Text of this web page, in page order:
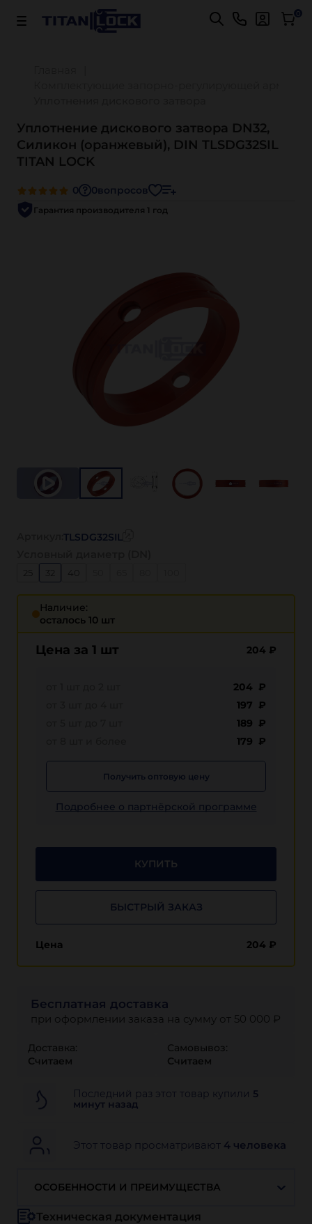
Важно! Для оплаты заказов Подробнее 0
Уплотнение дискового затвора DN32,
Силикон (оранжевый), DIN TLSDG32SIL
TITAN LOCK
0 0вопросов
Гарантия производителя 1 год
Наличие:
осталось 10 шт
Цена за 1 шт 204 ₽
204 ₽
197 ₽
189 ₽
179 ₽
Получить оптовую цену
Подробнее о партнёрской программе
КУПИТЬ
БЫСТРЫЙ ЗАКАЗ
Цена 204 ₽
Бесплатная доставка
при оформлении заказа на сумму от 50 000 ₽
Доставка:
Считаем
Самовывоз:
Считаем
Последний раз этот товар купили 5
минут назад
Этот товар просматривают 4 человека
ОСОБЕННОСТИ И ПРЕИМУЩЕСТВА
Техническая документация
TLSDG32SIL
32